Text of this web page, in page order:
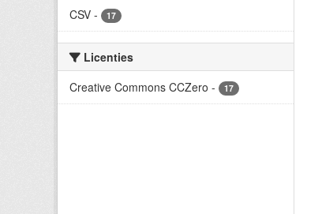
CSV - 17
Licenties
Creative Commons CCZero - 17